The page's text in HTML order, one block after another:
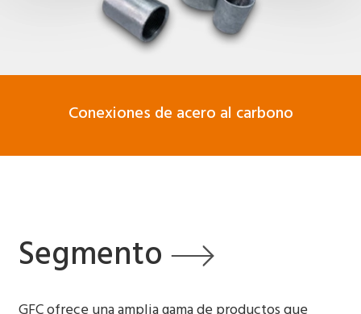
Conexiones de acero al carbono
Segmento